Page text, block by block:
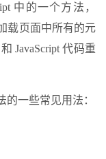
中的一个方法，
载页面中所有的元
JavaScript 代码重
的一些常见用法：